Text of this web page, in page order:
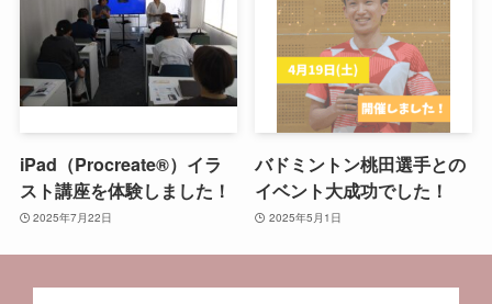
iPad（Procreate®）イラ
スト講座を体験しました！
2025年7月22日
バドミントン桃田選手との
イベント大成功でした！
2025年5月1日